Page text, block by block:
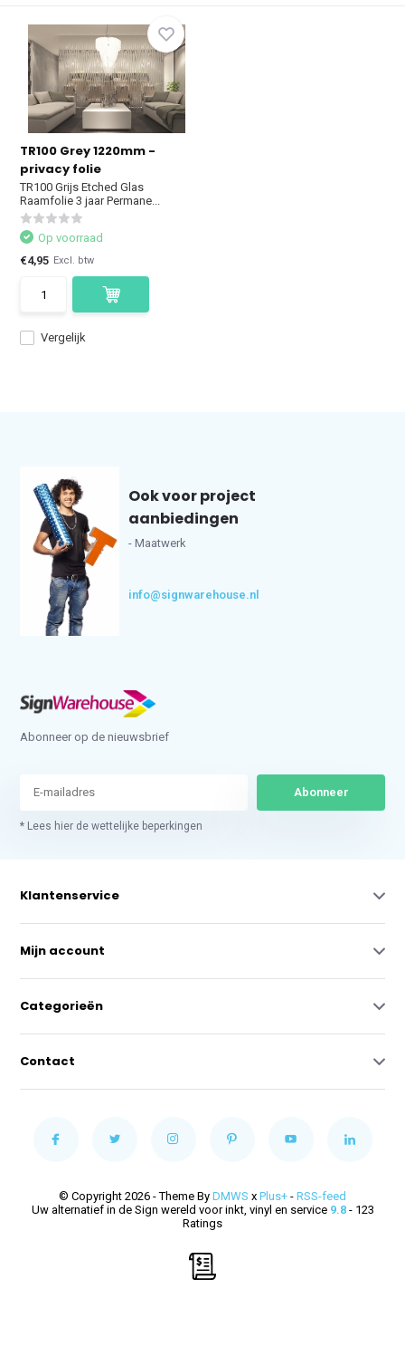
TR100 Grey 1220mm -
privacy folie
TR100 Grijs Etched Glas
Raamfolie 3 jaar Permane...
Vergelijk
Op voorraad
€4,95 Excl. btw
Ook voor project
aanbiedingen
- Maatwerk
info@signwarehouse.nl
Abonneer op de nieuwsbrief
Abonneer
* Lees hier de wettelijke beperkingen
Klantenservice
Mijn account
Categorieën
Contact
© Copyright 2026 - Theme By DMWS x Plus+ - RSS-feed
Uw alternatief in de Sign wereld voor inkt, vinyl en service 9.8- 123
Ratings